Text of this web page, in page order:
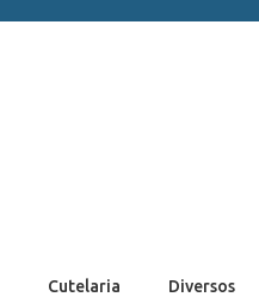
Cutelaria Diversos